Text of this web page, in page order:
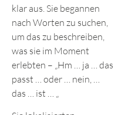
klar aus. Sie begannen
nach Worten zu suchen,
um das zu beschreiben,
was sie im Moment
erlebten – „Hm … ja … das
passt … oder … nein, …
das … ist … „